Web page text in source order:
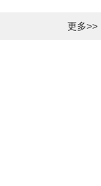
更多>>